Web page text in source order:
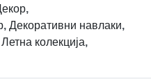
,
, Декоративни навлаки,
Летна колекција,